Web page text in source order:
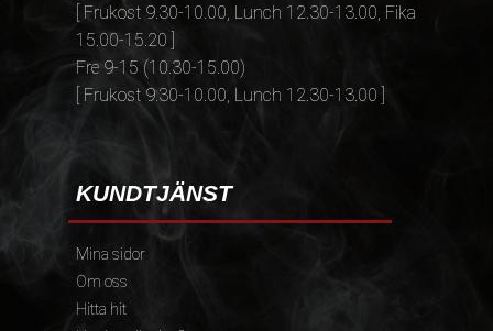
[ Frukost 9.30-10.00, Lunch 12.30-13.00, Fika
15.00-15.20 ]
Fre 9-15 (10.30-15.00)
[ Frukost 9.30-10.00, Lunch 12.30-13.00 ]
KUNDTJÄNST
Mina sidor
Om oss
Hitta hit